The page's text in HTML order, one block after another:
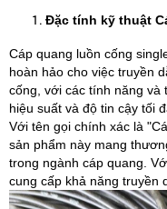
Đặc tính kỹ thuật
Cáp quang luồn cống
hoàn hảo cho việc truyền
cống, với các tính năng và
hiệu suất và độ tin cậy tối
Với tên gọi chính xác là
sản phẩm này mang
trong ngành cáp quang.
cung cấp khả năng truyền